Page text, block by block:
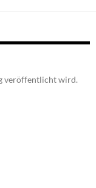
veröffentlicht wird.